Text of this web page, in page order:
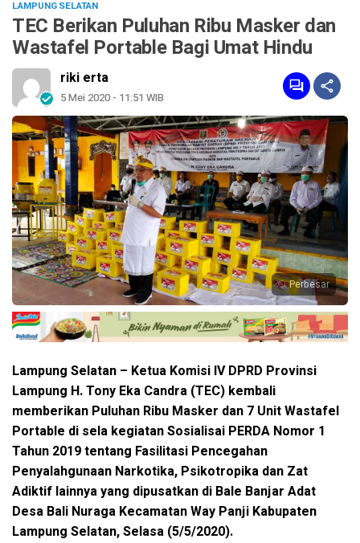
LAMPUNG SELATAN
TEC Berikan Puluhan Ribu Masker dan
Wastafel Portable Bagi Umat Hindu
riki erta
5 Mei 2020 - 11:51 WIB
Perbesar
Lampung Selatan – Ketua Komisi IV DPRD Provinsi
Lampung H. Tony Eka Candra (TEC) kembali
memberikan Puluhan Ribu Masker dan 7 Unit Wastafel
Portable di sela kegiatan Sosialisai PERDA Nomor 1
Tahun 2019 tentang Fasilitasi Pencegahan
Penyalahgunaan Narkotika, Psikotropika dan Zat
Adiktif lainnya yang dipusatkan di Bale Banjar Adat
Desa Bali Nuraga Kecamatan Way Panji Kabupaten
Lampung Selatan, Selasa (5/5/2020).